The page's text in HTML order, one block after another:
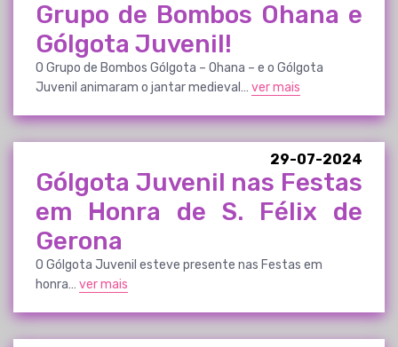
Grupo de Bombos Ohana e
Gólgota Juvenil!
O Grupo de Bombos Gólgota – Ohana – e o Gólgota
Juvenil animaram o jantar medieval… ver mais
29-07-2024
Gólgota Juvenil nas Festas
em Honra de S. Félix de
Gerona
O Gólgota Juvenil esteve presente nas Festas em
honra… ver mais